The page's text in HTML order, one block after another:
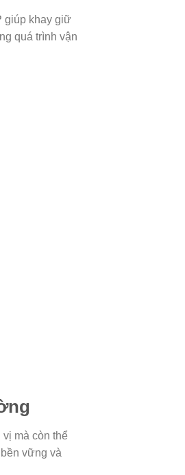
giúp khay giữ
quá trình vận
mà còn thể
vững và